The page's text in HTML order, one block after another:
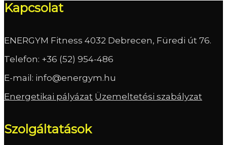
Kapcsolat
ENERGYM Fitness 4032 Debrecen, Füredi út 76.
Telefon: +36 (52) 954-486
E-mail: info@energym.hu
Energetikai pályázat Üzemeltetési szabályzat
Szolgáltatások